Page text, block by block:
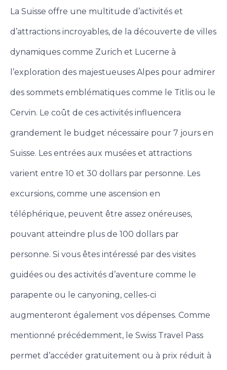
La Suisse offre une multitude d’activités et
d’attractions incroyables, de la découverte de villes
dynamiques comme Zurich et Lucerne à
l’exploration des majestueuses Alpes pour admirer
des sommets emblématiques comme le Titlis ou le
Cervin. Le coût de ces activités influencera
grandement le budget nécessaire pour 7 jours en
Suisse. Les entrées aux musées et attractions
varient entre 10 et 30 dollars par personne. Les
excursions, comme une ascension en
téléphérique, peuvent être assez onéreuses,
pouvant atteindre plus de 100 dollars par
personne. Si vous êtes intéressé par des visites
guidées ou des activités d’aventure comme le
parapente ou le canyoning, celles-ci
augmenteront également vos dépenses. Comme
mentionné précédemment, le Swiss Travel Pass
permet d’accéder gratuitement ou à prix réduit à